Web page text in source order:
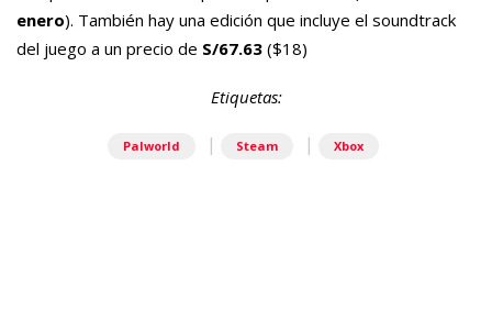
enero). También hay una edición que incluye el soundtrack
del juego a un precio de S/67.63 ($18)
Etiquetas:
Palworld | Steam | Xbox